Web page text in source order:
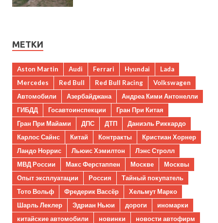
МЕТКИ
Aston Martin Audi Ferrari Hyundai
Lada
Mercedes
Red Bull Red Bull Racing
Volkswagen
Автомобили
Азербайджана
Андреа Кими Антонелли
ГИБДД
Госавтоинспекции
Гран При Китая
Гран При Майами
ДПС ДТП
Даниэль Риккардо
Карлос Сайнс
Китай Контракты
Кристиан Хорнер
Ландо Норрис
Льюис Хэмилтон
Лэнс Стролл
МВД России
Макс Ферстаппен Москве
Москвы
Опыт эксплуатации
Россия
Тайный покупатель
Тото Вольф
Фредерик Вассёр
Хельмут Марко
Шарль Леклер
Эдриан Ньюи дороги
иномарки
китайские автомобили
новинки
новости автофирм